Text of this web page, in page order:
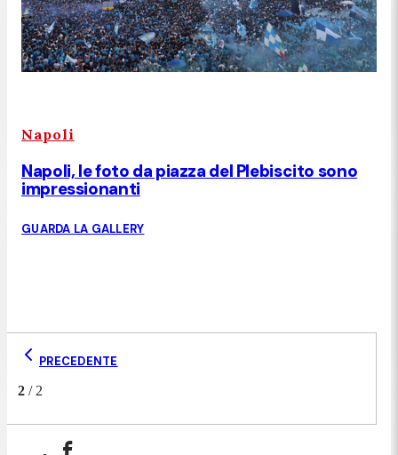
Napoli
Napoli, le foto da piazza del Plebiscito sono
impressionanti
GUARDA LA GALLERY
PRECEDENTE
2 / 2